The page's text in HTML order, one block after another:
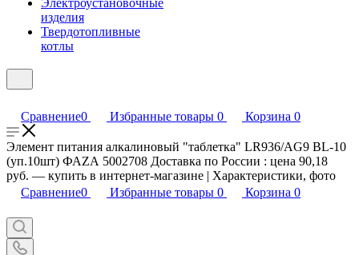
Электроустановочные
изделия
Твердотопливные
котлы
Сравнение0 Избранные товары 0 Корзина 0
Элемент питания алкалиновый "таблетка" LR936/AG9 BL-10
(уп.10шт) ФАZА 5002708 Доставка по России : цена 90,18
руб. — купить в интернет-магазине | Характеристики, фото
Сравнение0 Избранные товары 0 Корзина 0